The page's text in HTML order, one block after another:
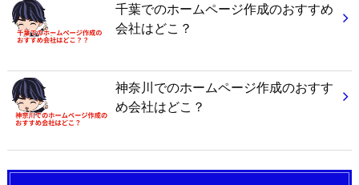
千葉でのホームページ作成のおすすめ
会社はどこ？
神奈川でのホームページ作成のおすす
め会社はどこ？